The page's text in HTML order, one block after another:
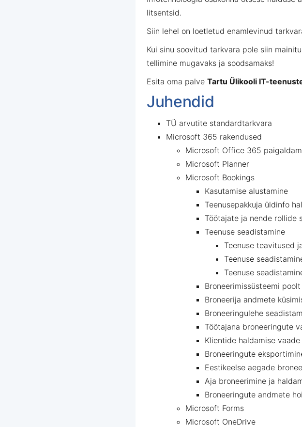
litsentsid.
Siin lehel on loetletud enamlevinud
Kui sinu soovitud tarkvara pole siin
tellimine mugavaks ja soodsamaks!
Esita oma palve Tartu Ülikooli IT-
Juhendid
TÜ arvutite standardtarkvara
Microsoft 365 rakendused
Microsoft Office 365
Microsoft Planner
Microsoft Bookings
Kasutamise alustamine
Teenusepakkuja üldinfo
Töötajate ja nende rollide
Teenuse seadistamine
Teenuse teavitused
Teenuse
Teenuse
Broneerimissüsteemi
Broneerija andmete
Broneeringulehe
Töötajana broneeringute
Klientide haldamise vaade
Broneeringute
Eestikeelse aegade
Aja broneerimine ja
Broneeringute andmete
Microsoft Forms
Microsoft OneDrive